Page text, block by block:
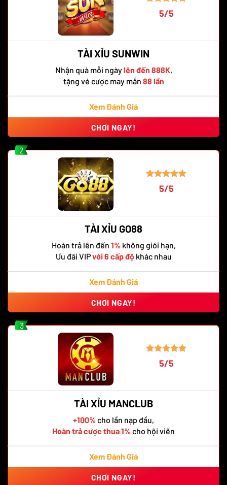
5/5
TÀI XỈU SUNWIN
Nhận quà mỗi ngàylên đến 888K,
tặng vé cược may mắn 88 lần
Xem Đánh Giá
CHƠI NGAY!
2
5/5
TÀI XỈU GO88
Hoàn trả lên đến 1%không giới hạn,
Ưu đãi VIPvới 6 cấp độkhác nhau
Xem Đánh Giá
CHƠI NGAY!
3
5/5
TÀI XỈU MANCLUB
+100%cho lần nạp đầu,
Hoàn trả cược thua 1%cho hội viên
Xem Đánh Giá
CHƠI NGAY!